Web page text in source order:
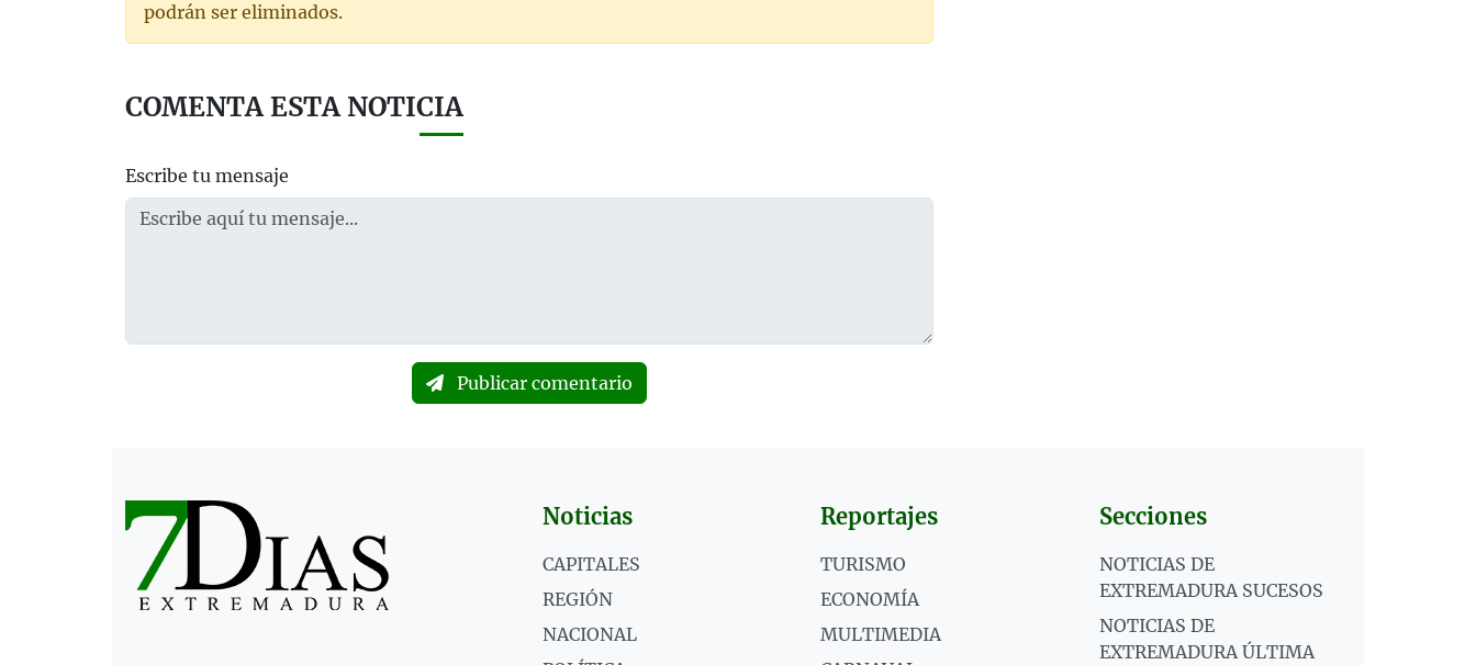
podrán ser eliminados.
COMENTA ESTA NOTICIA
Escribe tu mensaje
Publicar comentario
Noticias
CAPITALES
REGIÓN
NACIONAL
Reportajes
TURISMO
ECONOMÍA
MULTIMEDIA
Secciones
NOTICIAS DE
EXTREMADURA SUCESOS
NOTICIAS DE
EXTREMADURA ÚLTIMA